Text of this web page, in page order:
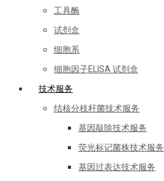
工具酶
试剂盒
细胞系
细胞因子ELISA 试剂盒
技术服务
结核分枝杆菌技术服务
基因敲除技术服务
荧光标记菌株技术服务
基因过表达技术服务